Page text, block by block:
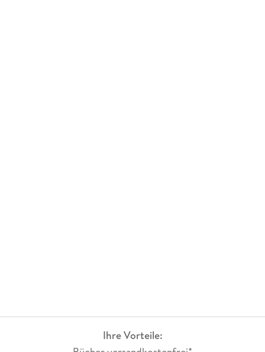
Ihre Vorteile: